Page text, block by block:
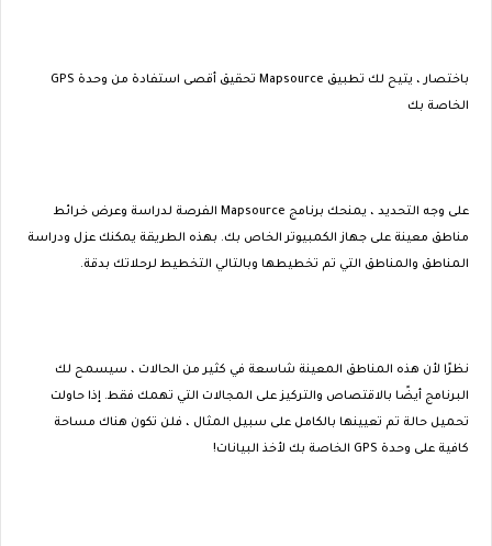
باختصار ، يتيح لك تطبيق Mapsource تحقيق أقصى استفادة من وحدة GPS
الخاصة بك
على وجه التحديد ، يمنحك برنامج Mapsource الفرصة لدراسة وعرض خرائط
مناطق معينة على جهاز الكمبيوتر الخاص بك. بهذه الطريقة يمكنك عزل ودراسة
المناطق والمناطق التي تم تخطيطها وبالتالي التخطيط لرحلاتك بدقة.
نظرًا لأن هذه المناطق المعينة شاسعة في كثير من الحالات ، سيسمح لك
البرنامج أيضًا بالاقتصاص والتركيز على المجالات التي تهمك فقط. إذا حاولت
تحميل حالة تم تعيينها بالكامل على سبيل المثال ، فلن تكون هناك مساحة
كافية على وحدة GPS الخاصة بك لأخذ البيانات!